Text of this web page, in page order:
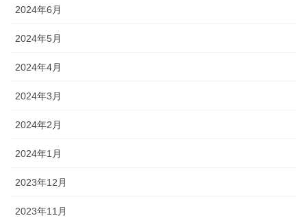
2024年6月
2024年5月
2024年4月
2024年3月
2024年2月
2024年1月
2023年12月
2023年11月